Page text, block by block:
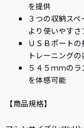
を提供
３つの収納スペ
より使いやすさ
ＵＳＢポートの
トレーニング
５４５ｍｍの
を体感可能
【商品規格】